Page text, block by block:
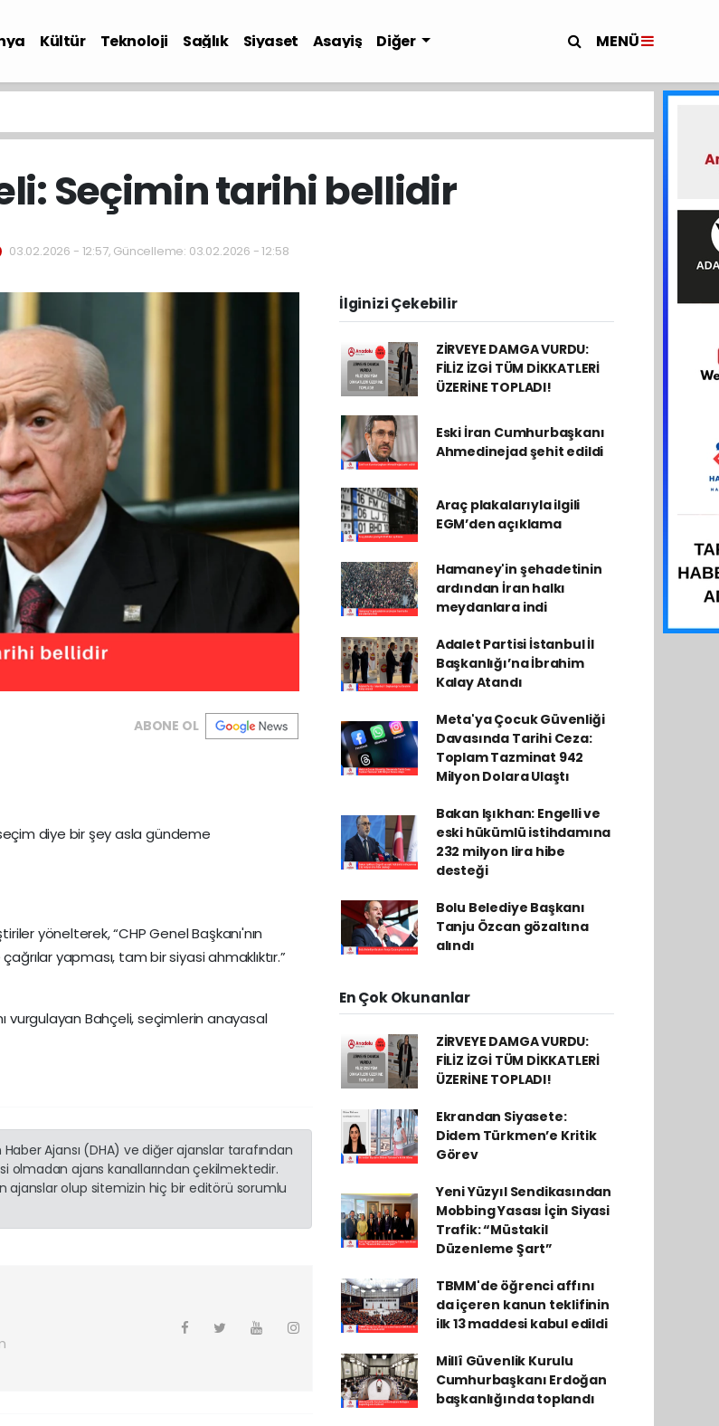
Kültür Teknoloji Sağlık Siyaset Asayiş Diğer MENÜ
Seçimin tarihi bellidir
03.02.2026 - 12:57, Güncelleme: 03.02.2026 - 12:58
ABONE OL
diye bir şey asla gündeme
yönelterek, “CHP Genel Başkanı'nın
yapması, tam bir siyasi ahmaklıktır.”
vurgulayan Bahçeli, seçimlerin anayasal
Ajansı (DHA) ve diğer ajanslar tarafından
ajans kanallarından çekilmektedir.
olup sitemizin hiç bir editörü sorumlu
İlginizi Çekebilir
ZİRVEYE DAMGA VURDU:
FİLİZ İZGİ TÜM DİKKATLERİ
ÜZERİNE TOPLADI!
Eski İran Cumhurbaşkanı
Ahmedinejad şehit edildi
Araç plakalarıyla ilgili
EGM’den açıklama
Hamaney'in şehadetinin
ardından İran halkı
meydanlara indi
Adalet Partisi İstanbul İl
Başkanlığı’na İbrahim
Kalay Atandı
Meta'ya Çocuk Güvenliği
Davasında Tarihi Ceza:
Toplam Tazminat 942
Milyon Dolara Ulaştı
Bakan Işıkhan: Engelli ve
eski hükümlü istihdamına
232 milyon lira hibe
desteği
Bolu Belediye Başkanı
Tanju Özcan gözaltına
alındı
En Çok Okunanlar
ZİRVEYE DAMGA VURDU:
FİLİZ İZGİ TÜM DİKKATLERİ
ÜZERİNE TOPLADI!
Ekrandan Siyasete:
Didem Türkmen’e Kritik
Görev
Yeni Yüzyıl Sendikasından
Mobbing Yasası İçin Siyasi
Trafik: “Müstakil
Düzenleme Şart”
TBMM'de öğrenci affını
da içeren kanun teklifinin
ilk 13 maddesi kabul edildi
Millî Güvenlik Kurulu
Cumhurbaşkanı Erdoğan
başkanlığında toplandı